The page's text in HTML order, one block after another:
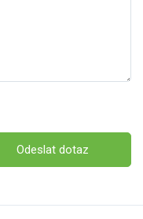
Odeslat dotaz